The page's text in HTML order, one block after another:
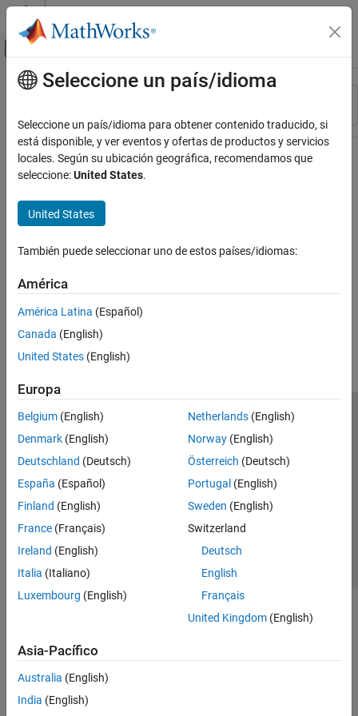
Saltar al contenido
Mostrar/ocultar menú de navegación
Recurso
Contenido principal
Seleccione un país/idioma
Seleccione un país/idioma para obtener contenido traducido, si
está disponible, y ver eventos y ofertas de productos y servicios
locales. Según su ubicación geográfica, recomendamos que
seleccione:United States.
United States
También puede seleccionar uno de estos países/idiomas:
América
América Latina (Español)
Canada (English)
United States (English)
Europa
Belgium (English)
Denmark (English)
Deutschland (Deutsch)
España (Español)
Finland (English)
France (Français)
Ireland (English)
Italia (Italiano)
Luxembourg (English)
Netherlands(English)
Norway(English)
Österreich (Deutsch)
Portugal (English)
Sweden (English)
Switzerland
Deutsch
English
Français
United Kingdom(English)
Asia-Pacífico
Australia (English)
India (English)
Centro de confianza
Marcas comerciales
Política de privacidad
Antipiratería
Estado de las aplicaciones
Información de contacto
© 1994-2026 The MathWorks, Inc.
Seleccione un país/